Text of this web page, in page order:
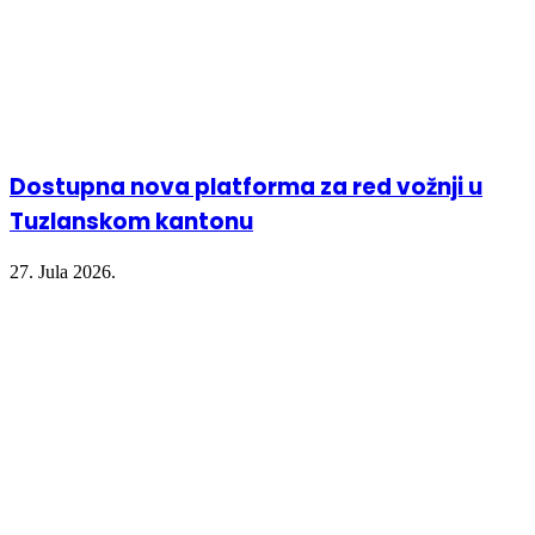
Dostupna nova platforma za red vožnji u
Tuzlanskom kantonu
27. Jula 2026.